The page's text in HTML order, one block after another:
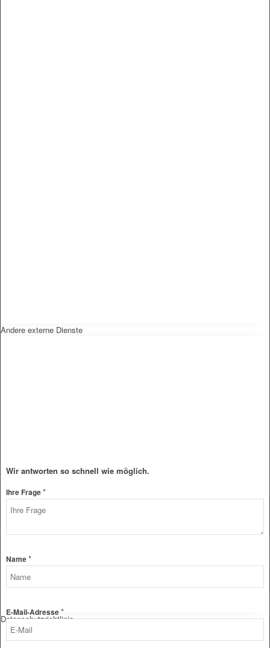
Andere externe Dienste
Datenschutzrichtlinie
Wir antworten so schnell wie möglich.
Ihre Frage*
Name*
E-Mail-Adresse*